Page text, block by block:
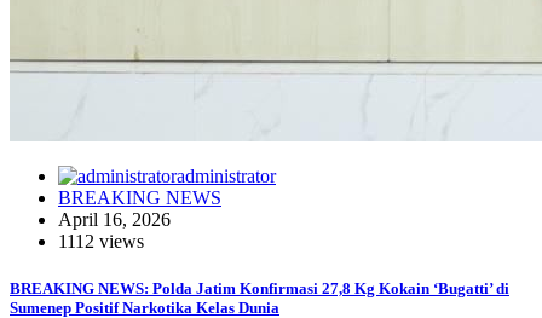
administrator
BREAKING NEWS
April 16, 2026
1112 views
BREAKING NEWS: Polda Jatim Konfirmasi 27,8 Kg Kokain ‘Bugatti’ di
Sumenep Positif Narkotika Kelas Dunia